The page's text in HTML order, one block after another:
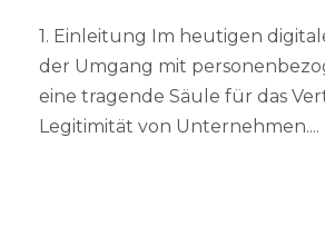
1. Einleitung Im heutigen
der Umgang mit
eine tragende Säule für das
Legitimität von Unternehmen....